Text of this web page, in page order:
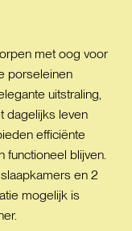
met oog voor
porseleinen
uitstraling,
dagelijks leven
efficiënte
functioneel blijven.
en 2
mogelijk is